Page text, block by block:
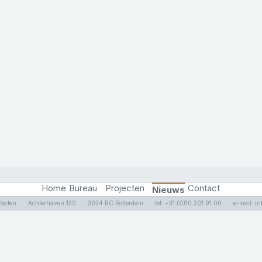
Home Bureau Projecten Nieuws Contact
Achterhaven 130 3024 RC Rotterdam tel: +31 (0)10 201 91 00 e-mail:
e-mail: